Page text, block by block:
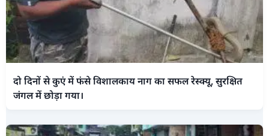
दो दिनों से कुएं में फंसे विशालकाय नाग का सफल रेस्क्यू, सुरक्षित
जंगल में छोड़ा गया।